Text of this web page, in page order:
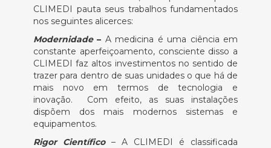
CLIMEDI pauta seus trabalhos fundamentados
nos seguintes alicerces:
Modernidade– A medicina é uma ciência em
constante aperfeiçoamento, consciente disso a
CLIMEDI faz altos investimentos no sentido de
trazer para dentro de suas unidades o que há de
mais novo em termos de tecnologia e
inovação. Com efeito, as suas instalações
dispõem dos mais modernos sistemas e
equipamentos.
Rigor Científico – A CLIMEDI é classificada